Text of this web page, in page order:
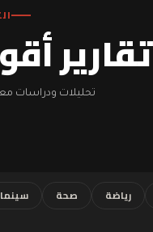
تقارير
تحليلات ودراسات
رياضة صحة